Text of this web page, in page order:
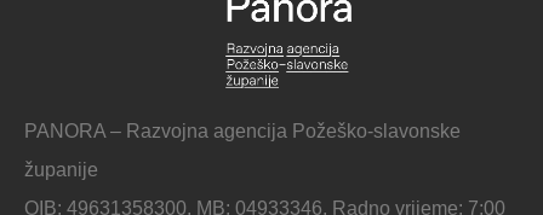
PANORA – Razvojna agencija Požeško-slavonske
županije
OIB: 49631358300, MB: 04933346, Radno vrijeme: 7:00